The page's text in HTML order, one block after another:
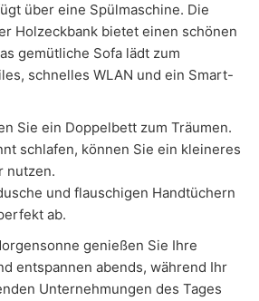
über eine Spülmaschine. Die
Holzeckbank bietet einen schönen
gemütliche Sofa lädt zum
schnelles WLAN und ein Smart-
Sie ein Doppelbett zum Träumen.
schlafen, können Sie ein kleineres
nutzen.
und flauschigen Handtüchern
ab.
genießen Sie Ihre
entspannen abends, während Ihr
Unternehmungen des Tages